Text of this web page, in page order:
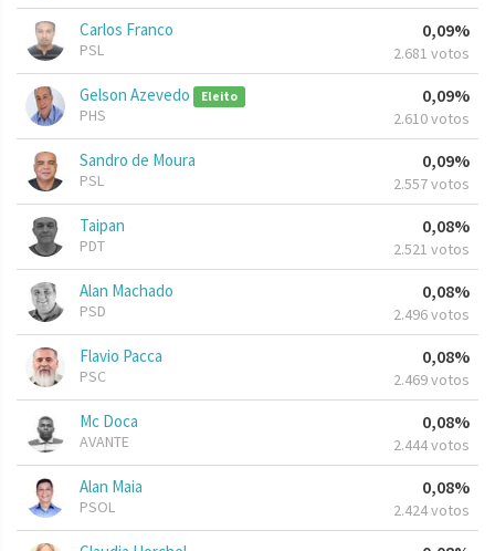
Carlos Franco
PSL
0,09%
2.681 votos
Gelson Azevedo Eleito
PHS
0,09%
2.610 votos
Sandro de Moura
PSL
0,09%
2.557 votos
Taipan
PDT
0,08%
2.521 votos
Alan Machado
PSD
0,08%
2.496 votos
Flavio Pacca
PSC
0,08%
2.469 votos
Mc Doca
AVANTE
0,08%
2.444 votos
Alan Maia
PSOL
0,08%
2.424 votos